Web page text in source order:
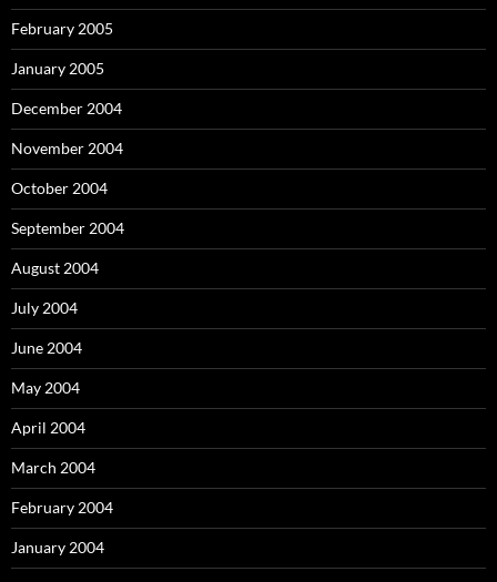
February 2005
January 2005
December 2004
November 2004
October 2004
September 2004
August 2004
July 2004
June 2004
May 2004
April 2004
March 2004
February 2004
January 2004